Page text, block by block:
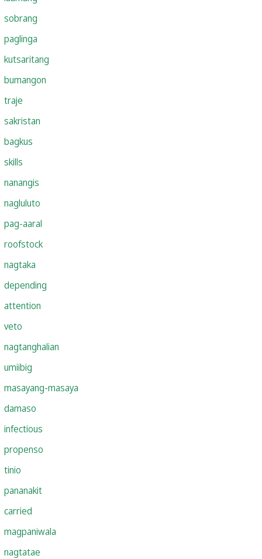
sobrang
paglinga
kutsaritang
bumangon
traje
sakristan
bagkus
skills
nanangis
nagluluto
pag-aaral
roofstock
nagtaka
depending
attention
veto
nagtanghalian
umiibig
masayang-masaya
damaso
infectious
propenso
tinio
pananakit
carried
magpaniwala
nagtatae